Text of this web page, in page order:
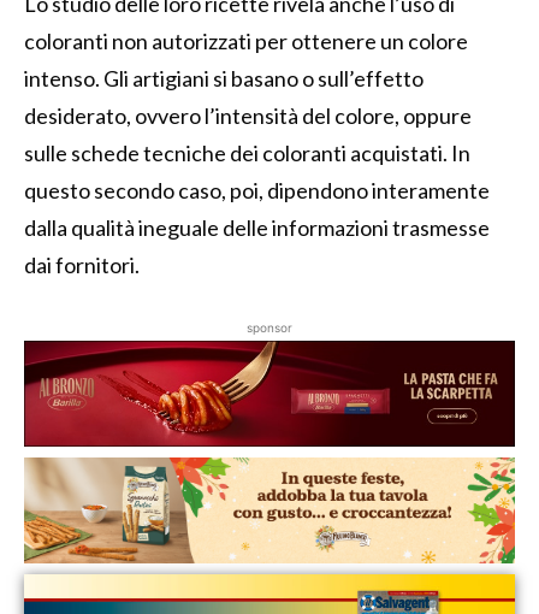
coloranti non autorizzati per ottenere un colore
intenso. Gli artigiani si basano o sull’effetto
desiderato, ovvero l’intensità del colore, oppure
sulle schede tecniche dei coloranti acquistati. In
questo secondo caso, poi, dipendono interamente
dalla qualità ineguale delle informazioni trasmesse
dai fornitori.
sponsor